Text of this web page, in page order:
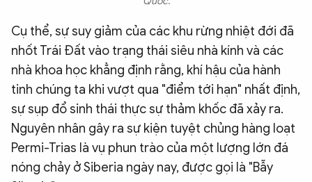
Cụ thể, sự suy giảm của các khu rừng nhiệt đới đã
nhốt Trái Đất vào trạng thái siêu nhà kính và các
nhà khoa học khẳng định rằng, khí hậu của hành
tinh chúng ta khi vượt qua "điểm tới hạn" nhất định,
sự sụp đổ sinh thái thực sự thảm khốc đã xảy ra.
Nguyên nhân gây ra sự kiện tuyệt chủng hàng loạt
Permi-Trias là vụ phun trào của một lượng lớn đá
nóng chảy ở Siberia ngày nay, được gọi là "Bẫy